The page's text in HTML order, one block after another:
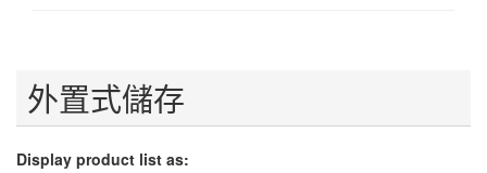
外置式儲存
Display product list as: